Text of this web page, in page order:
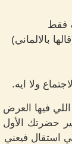
فقط
بالالماني)
ولا ايه.
فيها العرض
حضرتك الأول
استقال فيعني